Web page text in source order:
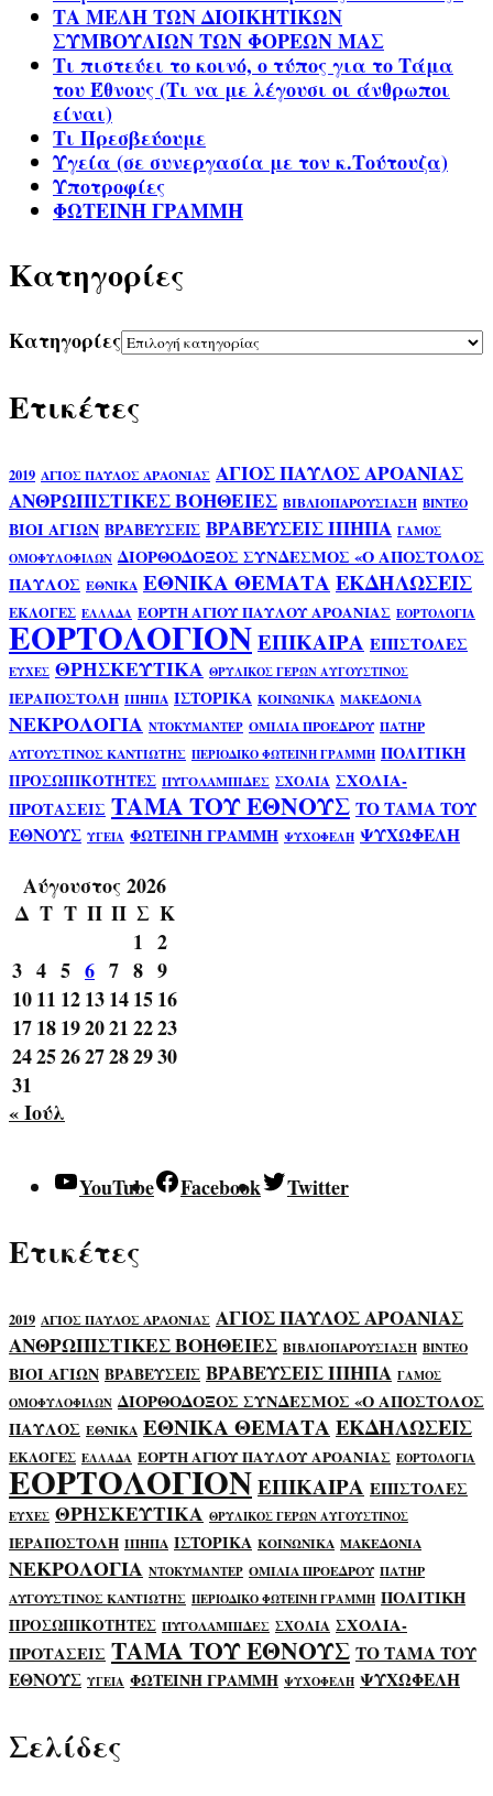
ΤΑ ΜΕΛΗ ΤΩΝ ΔΙΟΙΚΗΤΙΚΩΝ
ΣΥΜΒΟΥΛΙΩΝ ΤΩΝ ΦΟΡΕΩΝ ΜΑΣ
Τι πιστεύει το κοινό, ο τύπος για το Τάμα
του Έθνους (Τι να με λέγουσι οι άνθρωποι
είναι)
Τι Πρεσβεύουμε
Υγεία (σε συνεργασία με τον κ.Τούτουζα)
Υποτροφίες
ΦΩΤΕΙΝΗ ΓΡΑΜΜΗ
Kατηγορίες
Kατηγορίες
Ετικέτες
2019 ΑΓΙΟΣ ΠΑΥΛΟΣ ΑΡΑΟΝΙΑΣ ΑΓΙΟΣ ΠΑΥΛΟΣ ΑΡΟΑΝΙΑΣ
ΑΝΘΡΩΠΙΣΤΙΚΕΣ ΒΟΗΘΕΙΕΣ ΒΙΒΛΙΟΠΑΡΟΥΣΙΑΣΗ ΒΙΝΤΕΟ
ΒΙΟΙ ΑΓΙΩΝ ΒΡΑΒΕΥΣΕΙΣ ΒΡΑΒΕΥΣΕΙΣ ΙΠΗΠΑ ΓΑΜΟΣ
ΟΜΟΦΥΛΟΦΙΛΩΝ ΔΙΟΡΘΟΔΟΞΟΣ ΣΥΝΔΕΣΜΟΣ «Ο ΑΠΟΣΤΟΛΟΣ
ΠΑΥΛΟΣ ΕΘΝΙΚΑ ΕΘΝΙΚΑ ΘΕΜΑΤΑΕΚΔΗΛΩΣΕΙΣ
ΕΚΛΟΓΕΣ ΕΛΛΑΔΑ ΕΟΡΤΗ ΑΓΙΟΥ ΠΑΥΛΟΥ ΑΡΟΑΝΙΑΣ ΕΟΡΤΟΛΟΓΙΑ
ΕΟΡΤΟΛΟΓΙΟΝΕΠΙΚΑΙΡΑ ΕΠΙΣΤΟΛΕΣ
ΕΥΧΕΣ ΘΡΗΣΚΕΥΤΙΚΑ ΘΡΥΛΙΚΟΣ ΓΕΡΩΝ ΑΥΓΟΥΣΤΙΝΟΣ
ΙΕΡΑΠΟΣΤΟΛΗ ΙΠΗΠΑ ΙΣΤΟΡΙΚΑ ΚΟΙΝΩΝΙΚΑ ΜΑΚΕΔΟΝΙΑ
ΝΕΚΡΟΛΟΓΙΑ ΝΤΟΚΥΜΑΝΤΕΡ ΟΜΙΛΙΑ ΠΡΟΕΔΡΟΥ ΠΑΤΗΡ
ΑΥΓΟΥΣΤΙΝΟΣ ΚΑΝΤΙΩΤΗΣ ΠΕΡΙΟΔΙΚΟ ΦΩΤΕΙΝΗ ΓΡΑΜΜΗ ΠΟΛΙΤΙΚΗ
ΠΡΟΣΩΠΙΚΟΤΗΤΕΣ ΠΥΓΟΛΑΜΠΙΔΕΣ ΣΧΟΛΙΑ ΣΧΟΛΙΑ-
ΠΡΟΤΑΣΕΙΣ ΤΑΜΑ ΤΟΥ ΕΘΝΟΥΣ ΤΟ ΤΑΜΑ ΤΟΥ
ΕΘΝΟΥΣ ΥΓΕΙΑ ΦΩΤΕΙΝΗ ΓΡΑΜΜΗ ΨΥΧΟΦΕΛΗ ΨΥΧΩΦΕΛΗ
Αύγουστος 2026
Δ Τ Τ Π Π Σ Κ
1 2
3 4 5 6 7 8 9
1011 1213141516
17181920212223
24252627282930
31
« Ιούλ
YouTube Facebook Twitter
Ετικέτες
2019 ΑΓΙΟΣ ΠΑΥΛΟΣ ΑΡΑΟΝΙΑΣ ΑΓΙΟΣ ΠΑΥΛΟΣ ΑΡΟΑΝΙΑΣ
ΑΝΘΡΩΠΙΣΤΙΚΕΣ ΒΟΗΘΕΙΕΣ ΒΙΒΛΙΟΠΑΡΟΥΣΙΑΣΗ ΒΙΝΤΕΟ
ΒΙΟΙ ΑΓΙΩΝ ΒΡΑΒΕΥΣΕΙΣ ΒΡΑΒΕΥΣΕΙΣ ΙΠΗΠΑ ΓΑΜΟΣ
ΟΜΟΦΥΛΟΦΙΛΩΝ ΔΙΟΡΘΟΔΟΞΟΣ ΣΥΝΔΕΣΜΟΣ «Ο ΑΠΟΣΤΟΛΟΣ
ΠΑΥΛΟΣ ΕΘΝΙΚΑ ΕΘΝΙΚΑ ΘΕΜΑΤΑΕΚΔΗΛΩΣΕΙΣ
ΕΚΛΟΓΕΣ ΕΛΛΑΔΑ ΕΟΡΤΗ ΑΓΙΟΥ ΠΑΥΛΟΥ ΑΡΟΑΝΙΑΣ ΕΟΡΤΟΛΟΓΙΑ
ΕΟΡΤΟΛΟΓΙΟΝΕΠΙΚΑΙΡΑ ΕΠΙΣΤΟΛΕΣ
ΕΥΧΕΣ ΘΡΗΣΚΕΥΤΙΚΑ ΘΡΥΛΙΚΟΣ ΓΕΡΩΝ ΑΥΓΟΥΣΤΙΝΟΣ
ΙΕΡΑΠΟΣΤΟΛΗ ΙΠΗΠΑ ΙΣΤΟΡΙΚΑ ΚΟΙΝΩΝΙΚΑ ΜΑΚΕΔΟΝΙΑ
ΝΕΚΡΟΛΟΓΙΑ ΝΤΟΚΥΜΑΝΤΕΡ ΟΜΙΛΙΑ ΠΡΟΕΔΡΟΥ ΠΑΤΗΡ
ΑΥΓΟΥΣΤΙΝΟΣ ΚΑΝΤΙΩΤΗΣ ΠΕΡΙΟΔΙΚΟ ΦΩΤΕΙΝΗ ΓΡΑΜΜΗ ΠΟΛΙΤΙΚΗ
ΠΡΟΣΩΠΙΚΟΤΗΤΕΣ ΠΥΓΟΛΑΜΠΙΔΕΣ ΣΧΟΛΙΑ ΣΧΟΛΙΑ-
ΠΡΟΤΑΣΕΙΣ ΤΑΜΑ ΤΟΥ ΕΘΝΟΥΣ ΤΟ ΤΑΜΑ ΤΟΥ
ΕΘΝΟΥΣ ΥΓΕΙΑ ΦΩΤΕΙΝΗ ΓΡΑΜΜΗ ΨΥΧΟΦΕΛΗ ΨΥΧΩΦΕΛΗ
Σελίδες